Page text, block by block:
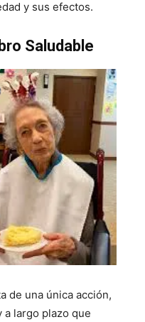
y sus efectos.
Saludable
de una única acción,
largo plazo que